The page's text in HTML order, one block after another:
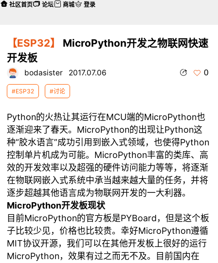
【ESP32】
MicroPython开发之物联网快速
开发板
bodasister 2017.07.06 0
#ESP32 #讨论
Python的火热让其运行在MCU端的MicroPython也
逐渐迎来了春天。MicroPython的出现让Python这
种“胶水语言”成功引用到嵌入式领域，也使得Python
控制单片机成为可能。MicroPython丰富的类库、高
效的开发效率以及超强的硬件访问能力等等，将逐渐
在物联网嵌入式系统中承当越来越大量的任务，并将
逐步超越其他语言成为物联网开发的一大利器。
MicroPython开发板现状
目前MicroPython的官方板是PYBoard，但是这个板
子比较少见，价格也比较贵。幸好MicroPython遵循
MIT协议开源，我们可以在其他开发板上很好的运行
MicroPython，效果有过之而无不及。目前国内在
社区首页 论坛 商城 登录